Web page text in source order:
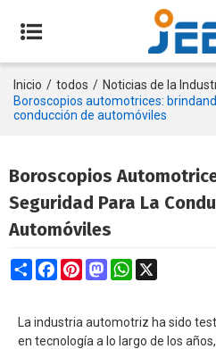
Inicio / todos / Noticias de la
Boroscopios automotrices:
conducción de automóviles
Boroscopios
Seguridad Para La
Automóviles
ShareFacebookPinterestMastodonWhatsApp
La industria automotriz ha sido
en tecnología a lo largo de los